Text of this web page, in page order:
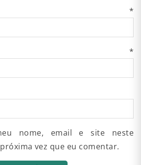
*
*
nome, email e site neste
vez que eu comentar.